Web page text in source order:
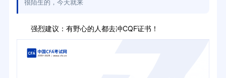
很陌生的，今天就来
强烈建议：有野心的人都去冲CQF证书！